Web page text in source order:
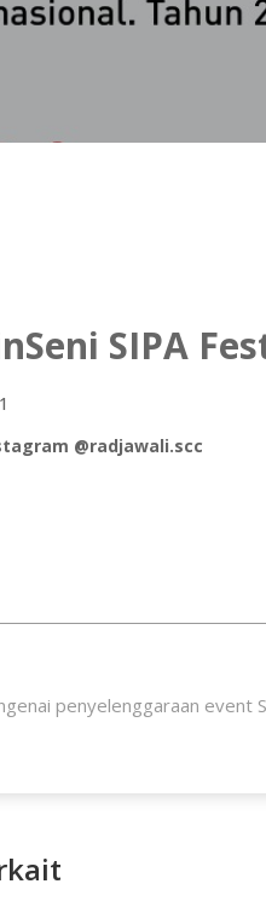
SIPA
@radjawali.scc
penyelenggaraan event